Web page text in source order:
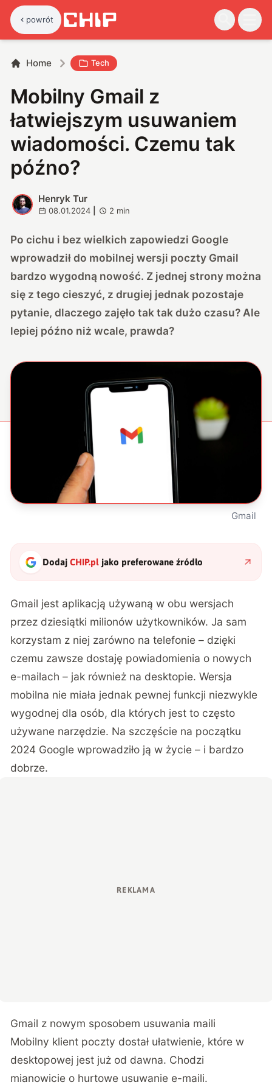
powrót
Home Tech
Mobilny Gmail z
łatwiejszym usuwaniem
wiadomości. Czemu tak
późno?
H
Henryk Tur
08.01.2024 2 min
Po cichu i bez wielkich zapowiedzi Google
wprowadził do mobilnej wersji poczty Gmail
bardzo wygodną nowość. Z jednej strony można
się z tego cieszyć, z drugiej jednak pozostaje
pytanie, dlaczego zajęło tak tak dużo czasu? Ale
lepiej późno niż wcale, prawda?
Gmail
DodajCHIP.pl jako preferowane źródło
Gmail jest aplikacją używaną w obu wersjach
przez dziesiątki milionów użytkowników. Ja sam
korzystam z niej zarówno na telefonie – dzięki
czemu zawsze dostaję powiadomienia o nowych
e-mailach – jak również na desktopie. Wersja
mobilna nie miała jednak pewnej funkcji niezwykle
wygodnej dla osób, dla których jest to często
używane narzędzie. Na szczęście na początku
2024 Google wprowadziło ją w życie – i bardzo
dobrze.
Gmail z nowym sposobem usuwania maili
Mobilny klient poczty dostał ułatwienie, które w
desktopowej jest już od dawna. Chodzi
mianowicie o hurtowe usuwanie e-maili.